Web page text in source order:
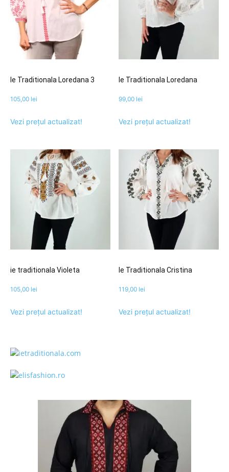
Ie Traditionala Loredana 3
105,00 lei
Vezi prețul actualizat!
Ie Traditionala Loredana
99,00 lei
Vezi prețul actualizat!
ie traditionala Violeta
105,00 lei
Vezi prețul actualizat!
Ie Traditionala Cristina
119,00 lei
Vezi prețul actualizat!